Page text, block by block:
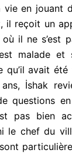
vie en jouant
il reçoit un
il ne s’est
malade et
qu’il avait
İshak
questions
pas bien
le chef du
sont